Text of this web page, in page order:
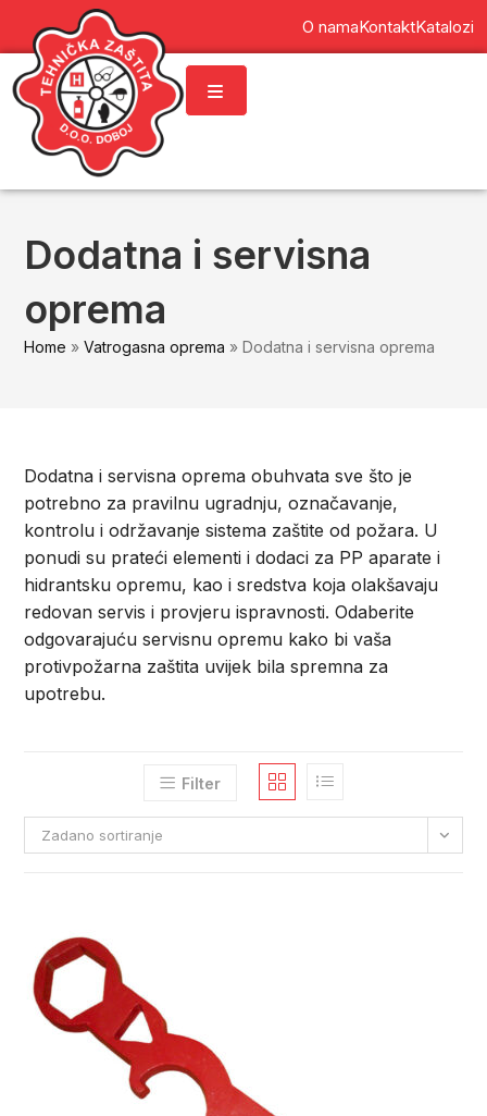
O namaKontaktKatalozi
Dodatna i servisna
oprema
Home »Vatrogasna oprema »Dodatna i servisna oprema
Dodatna i servisna oprema obuhvata sve što je
potrebno za pravilnu ugradnju, označavanje,
kontrolu i održavanje sistema zaštite od požara. U
ponudi su prateći elementi i dodaci za PP aparate i
hidrantsku opremu, kao i sredstva koja olakšavaju
redovan servis i provjeru ispravnosti. Odaberite
odgovarajuću servisnu opremu kako bi vaša
protivpožarna zaštita uvijek bila spremna za
upotrebu.
Filter
Zadano sortiranje